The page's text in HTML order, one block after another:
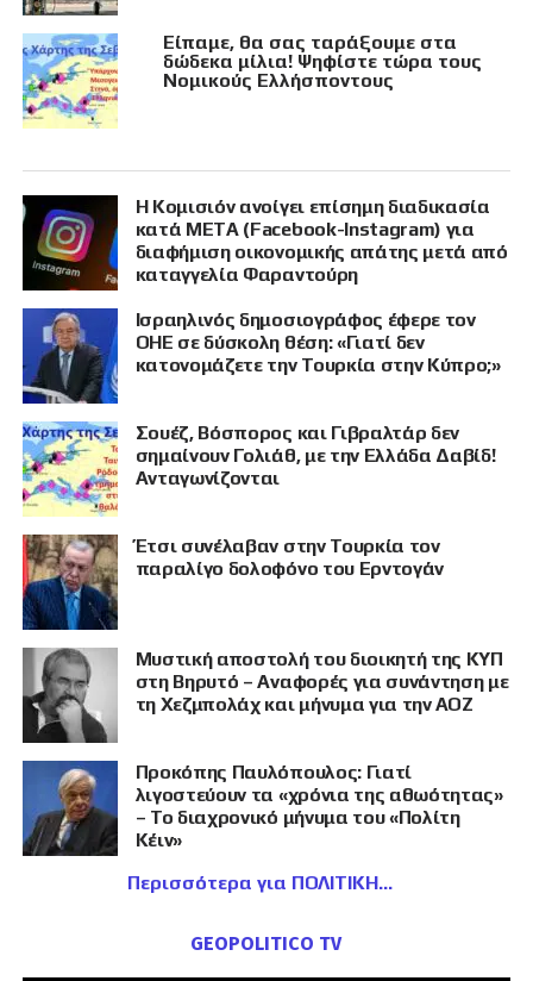
Είπαμε, θα σας ταράξουμε στα
δώδεκα μίλια! Ψηφίστε τώρα τους
Νομικούς Ελλήσποντους
Η Κομισιόν ανοίγει επίσημη διαδικασία
κατά META (Facebook-Instagram) για
διαφήμιση οικονομικής απάτης μετά από
καταγγελία Φαραντούρη
Ισραηλινός δημοσιογράφος έφερε τον
ΟΗΕ σε δύσκολη θέση: «Γιατί δεν
κατονομάζετε την Τουρκία στην Κύπρο;»
Σουέζ, Βόσπορος και Γιβραλτάρ δεν
σημαίνουν Γολιάθ, με την Ελλάδα Δαβίδ!
Ανταγωνίζονται
Έτσι συνέλαβαν στην Τουρκία τον
παραλίγο δολοφόνο του Ερντογάν
Μυστική αποστολή του διοικητή της ΚΥΠ
στη Βηρυτό – Αναφορές για συνάντηση με
τη Χεζμπολάχ και μήνυμα για την ΑΟΖ
Προκόπης Παυλόπουλος: Γιατί
λιγοστεύουν τα «χρόνια της αθωότητας»
– Το διαχρονικό μήνυμα του «Πολίτη
Κέιν»
Περισσότερα για ΠΟΛΙΤΙΚΗ
GEOPOLITICO TV